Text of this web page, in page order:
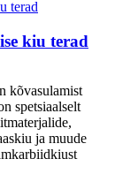
kiu terad
kõvasulamist
spetsiaalselt
ja muude